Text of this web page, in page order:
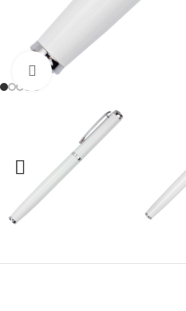
Увеличить